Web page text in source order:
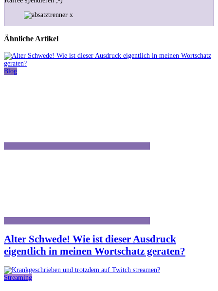
Ähnliche Artikel
Blog
Alter Schwede! Wie ist dieser Ausdruck
eigentlich in meinen Wortschatz geraten?
Streaming